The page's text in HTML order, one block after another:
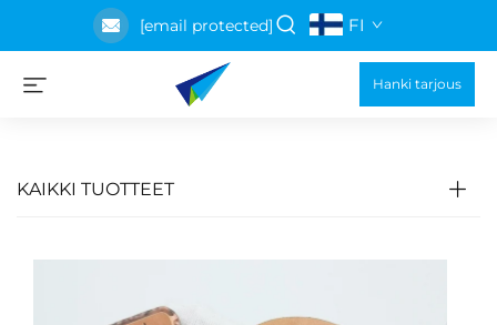
[email protected] FI
Hanki tarjous
KAIKKI TUOTTEET